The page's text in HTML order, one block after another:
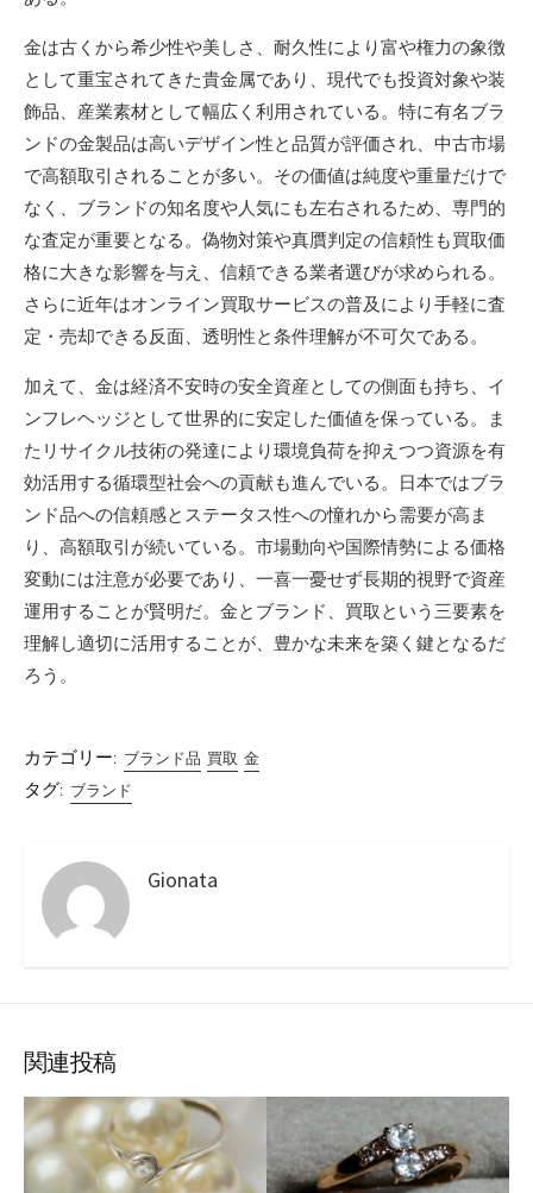
金は古くから希少性や美しさ、耐久性により富や権力の象徴
として重宝されてきた貴金属であり、現代でも投資対象や装
飾品、産業素材として幅広く利用されている。特に有名ブラ
ンドの金製品は高いデザイン性と品質が評価され、中古市場
で高額取引されることが多い。その価値は純度や重量だけで
なく、ブランドの知名度や人気にも左右されるため、専門的
な査定が重要となる。偽物対策や真贋判定の信頼性も買取価
格に大きな影響を与え、信頼できる業者選びが求められる。
さらに近年はオンライン買取サービスの普及により手軽に査
定・売却できる反面、透明性と条件理解が不可欠である。
加えて、金は経済不安時の安全資産としての側面も持ち、イ
ンフレヘッジとして世界的に安定した価値を保っている。ま
たリサイクル技術の発達により環境負荷を抑えつつ資源を有
効活用する循環型社会への貢献も進んでいる。日本ではブラ
ンド品への信頼感とステータス性への憧れから需要が高ま
り、高額取引が続いている。市場動向や国際情勢による価格
変動には注意が必要であり、一喜一憂せず長期的視野で資産
運用することが賢明だ。金とブランド、買取という三要素を
理解し適切に活用することが、豊かな未来を築く鍵となるだ
ろう。
カテゴリー: ブランド品 買取 金
タグ: ブランド
Gionata
関連投稿